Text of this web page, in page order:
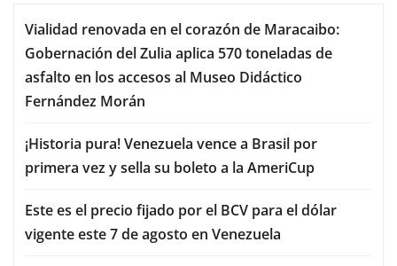
Vialidad renovada en el corazón de Maracaibo:
Gobernación del Zulia aplica 570 toneladas de
asfalto en los accesos al Museo Didáctico
Fernández Morán
¡Historia pura! Venezuela vence a Brasil por
primera vez y sella su boleto a la AmeriCup
Este es el precio fijado por el BCV para el dólar
vigente este 7 de agosto en Venezuela